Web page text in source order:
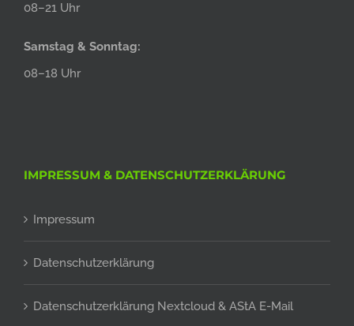
08–21 Uhr
Samstag & Sonntag:
08–18 Uhr
IMPRESSUM & DATENSCHUTZERKLÄRUNG
Impressum
Datenschutzerklärung
Datenschutzerklärung Nextcloud & AStA E-Mail